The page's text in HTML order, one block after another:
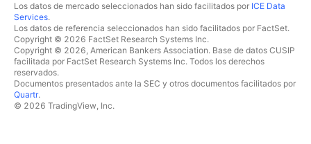
Los datos de mercado seleccionados han sido facilitados por ICE Data
Services.
Los datos de referencia seleccionados han sido facilitados por FactSet.
Copyright © 2026 FactSet Research Systems Inc.
Copyright © 2026, American Bankers Association. Base de datos CUSIP
facilitada por FactSet Research Systems Inc. Todos los derechos
reservados.
Documentos presentados ante la SEC y otros documentos facilitados por
Quartr.
© 2026 TradingView, Inc.